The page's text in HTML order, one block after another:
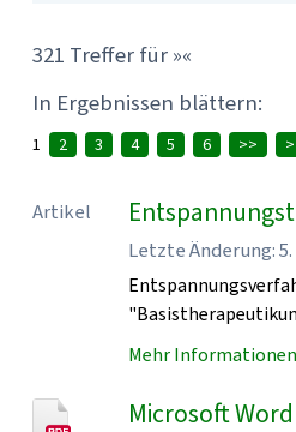
321 Treffer für »«
In Ergebnissen blättern:
1 2 3 4 5 6 >>
Artikel
Letzte Änderung:
Mehr Informationen
Microsoft